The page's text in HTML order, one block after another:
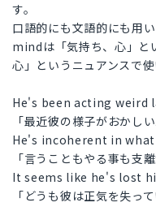
す。
口語的にも文語的にも用い
mindは「気持ち、心」と
心」というニュアンスで使
He's been acting weird
「最近彼の様子がおかしい
He's incoherent in what
「言うこともやる事も支離
It seems like he's lost
「どうも彼は正気を失っ